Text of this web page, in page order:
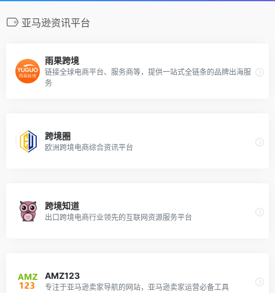
亚马逊资讯平台
雨果跨境
链接全球电商平台、服务商等，提供一站式全链条的品牌出海服
务
跨境圈
欧洲跨境电商综合资讯平台
跨境知道
出口跨境电商行业领先的互联网资源服务平台
AMZ123
专注于亚马逊卖家导航的网站，亚马逊卖家运营必备工具